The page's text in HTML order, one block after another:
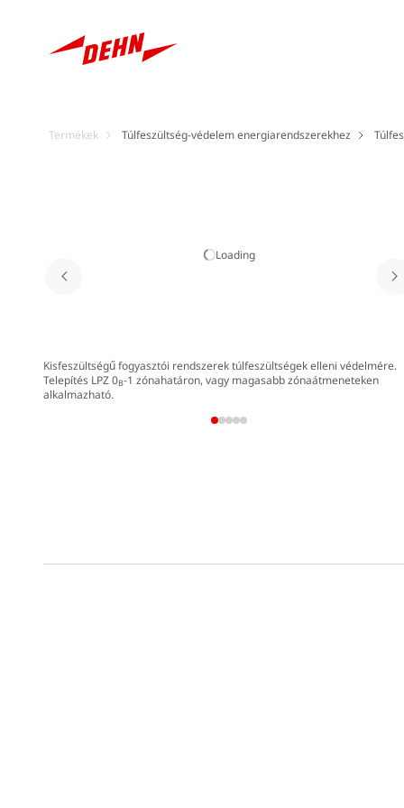
Termékek Túlfeszültség-védelem energiarendszerekhez
Loading
Kisfeszültségű fogyasztói rendszerek túlfeszültségek elleni védelmére.
Telepítés LPZ 0B-1 zónahatáron, vagy magasabb zónaátmeneteken
alkalmazható.